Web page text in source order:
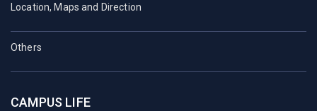
Location, Maps and Direction
Others
CAMPUS LIFE